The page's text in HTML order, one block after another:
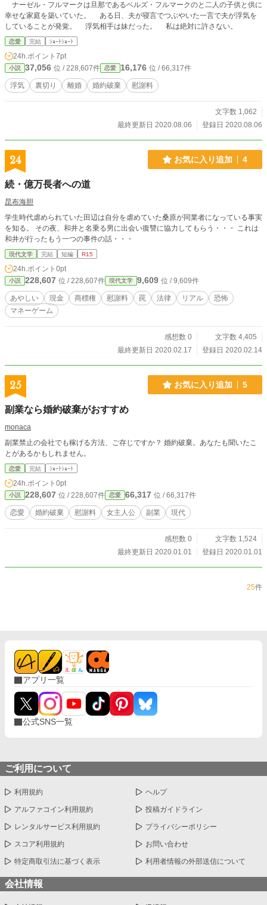
ナーゼル・フルマークは旦那であるベルズ・フルマークのと二人の子供と供に
幸せな家庭を築いていた。 ある日、夫が寝言でつぶやいた一言で夫が浮気を
していることが発覚。 浮気相手は妹だった。 私は絶対に許さない。
恋愛 完結 ｼｮｰﾄｼｮｰﾄ
24h.ポイント 7pt
小説 37,056 位 / 228,607件 恋愛 16,176 位 / 66,317件
浮気 裏切り 離婚 婚約破棄 慰謝料
文字数 1,062
最終更新日 2020.08.06
登録日 2020.08.06
24 お気に入り追加 4
続・億万長者への道
昆布海胆
学生時代虐められていた田辺は自分を虐めていた桑原が同業者になっている事実
を知る。 その夜、和井と名乗る男に出会い復讐に協力してもらう・・・ これは
和井が行ったもう一つの事件の話・・・
現代文学 完結 短編 R15
24h.ポイント 0pt
小説 228,607 位 / 228,607件 現代文学 9,609 位 / 9,609件
あやしい 現金 商標権 慰謝料 罠 法律 リアル
恐怖
マネーゲーム
感想数 0
文字数 4,405
最終更新日 2020.02.17
登録日 2020.02.14
25 お気に入り追加 5
副業なら婚約破棄がおすすめ
monaca
副業禁止の会社でも稼げる方法、ご存じですか？ 婚約破棄。あなたも聞いたこ
とがあるかもしれません。
恋愛 完結 ｼｮｰﾄｼｮｰﾄ
24h.ポイント 0pt
小説 228,607 位 / 228,607件 恋愛 66,317 位 / 66,317件
恋愛 婚約破棄 慰謝料 女主人公 副業 現代
感想数 0
文字数 1,524
最終更新日 2020.01.01
登録日 2020.01.01
25件
アプリ一覧
公式SNS一覧
ご利用について
利用規約 ヘルプ
アルファコイン利用規約 投稿ガイドライン
レンタルサービス利用規約 プライバシーポリシー
スコア利用規約 お問い合わせ
特定商取引法に基づく表示 利用者情報の外部送信について
会社情報